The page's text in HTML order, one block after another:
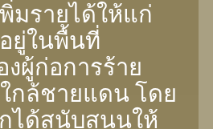
มรายได้ให้แก่
ยู่ในพื้นที่
ผู้ก่อการร้าย
กล้ชายแดน โดย
ได้สนับสนุนให้